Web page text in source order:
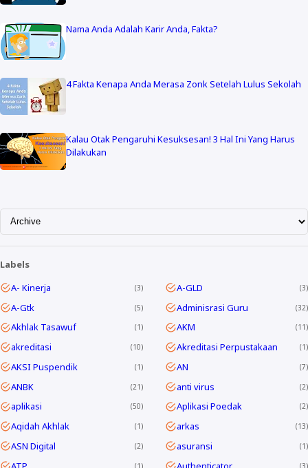
Nama Anda Adalah Karir Anda, Fakta?
4 Fakta Kenapa Anda Merasa Zonk Setelah Lulus Sekolah
Kalau Otak Pengaruhi Kesuksesan! 3 Hal Ini Yang Harus
Dilakukan
Labels
A- Kinerja
3 A-GLD 3
A-Gtk 5 Adminisrasi Guru 32
Akhlak Tasawuf 1 AKM 11
akreditasi 10 Akreditasi Perpustakaan 1
AKSI Puspendik 1 AN 7
ANBK 21 anti virus 2
aplikasi 50 Aplikasi Poedak 2
Aqidah Akhlak 1 arkas 13
ASN Digital 2 asuransi 1
1 3